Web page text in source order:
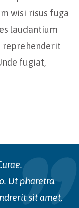
wisi risus fuga
laudantium
reprehenderit
fugiat,
Ut pharetra
sit amet,